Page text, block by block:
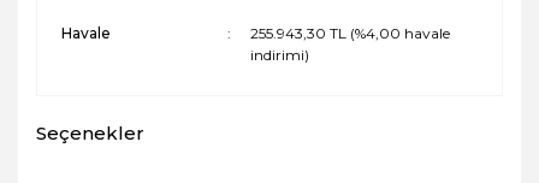
Havale
255.943,30 TL (%4,00 havale
indirimi)
Seçenekler